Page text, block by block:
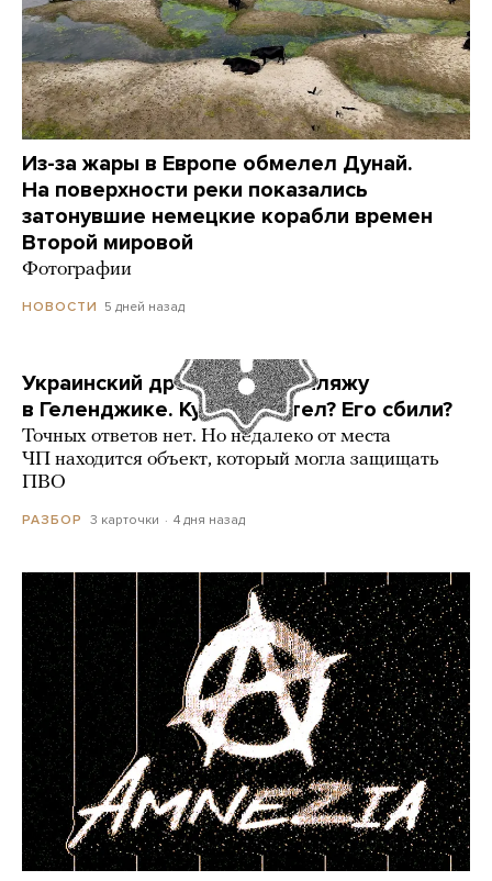
Из-за жары в Европе обмелел Дунай.
На поверхности реки показались
затонувшие немецкие корабли времен
Второй мировой
Фотографии
НОВОСТИ 5 дней назад
Украинский дрон попал по пляжу
в Геленджике. Куда он летел? Его сбили?
Точных ответов нет. Но недалеко от места
ЧП находится объект, который могла защищать
ПВО
РАЗБОР 3 карточки 4 дня назад